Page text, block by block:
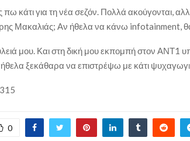
κάτι για τη νέα σεζόν. Πολλά ακούγονται,
Μακαλιάς; Αν ήθελα να κάνω infotainment,
μου. Και στη δική μου εκπομπή στον ΑΝΤ1
ξεκάθαρα να επιστρέψω με κάτι
315
0